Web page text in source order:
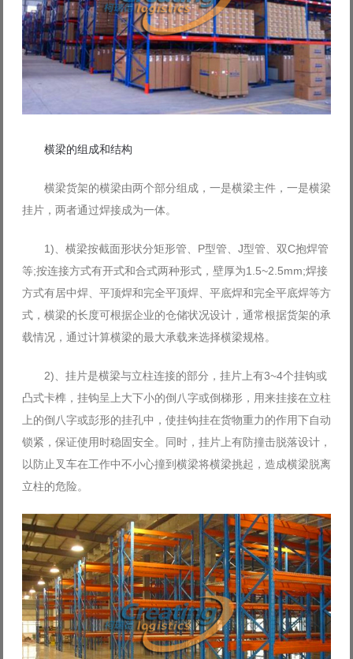
横梁的组成和结构
横梁货架的横梁由两个部分组成，一是横梁主件，一是横梁
挂片，两者通过焊接成为一体。
1)、横梁按截面形状分矩形管、P型管、J型管、双C抱焊管
等;按连接方式有开式和合式两种形式，壁厚为1.5~2.5mm;焊接
方式有居中焊、平顶焊和完全平顶焊、平底焊和完全平底焊等方
式，横梁的长度可根据企业的仓储状况设计，通常根据货架的承
载情况，通过计算横梁的最大承载来选择横梁规格。
2)、挂片是横梁与立柱连接的部分，挂片上有3~4个挂钩或
凸式卡榫，挂钩呈上大下小的倒八字或倒梯形，用来挂接在立柱
上的倒八字或彭形的挂孔中，使挂钩挂在货物重力的作用下自动
锁紧，保证使用时稳固安全。同时，挂片上有防撞击脱落设计，
以防止叉车在工作中不小心撞到横梁将横梁挑起，造成横梁脱离
立柱的危险。